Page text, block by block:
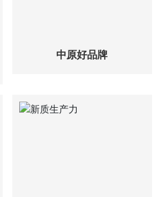
中原好品牌